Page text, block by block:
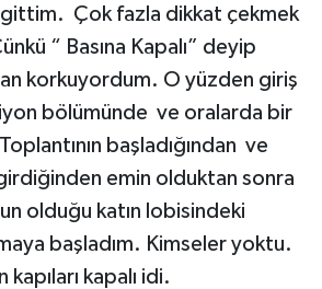
Çok fazla dikkat çekmek
“ Basına Kapalı” deyip
korkuyordum. O yüzden giriş
bölümünde ve oralarda bir
başladığından ve
emin olduktan sonra
olduğu katın lobisindeki
başladım. Kimseler yoktu.
kapıları kapalı idi.